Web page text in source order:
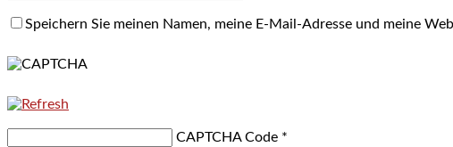
Speichern Sie meinen Namen, meine E-Mail-Adresse und meine
CAPTCHA Code *